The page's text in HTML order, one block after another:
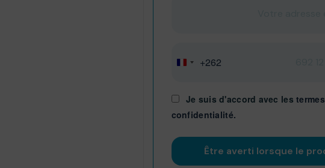
Réunion
+262
Je suis d'accord avec lestermes
confidentialité.